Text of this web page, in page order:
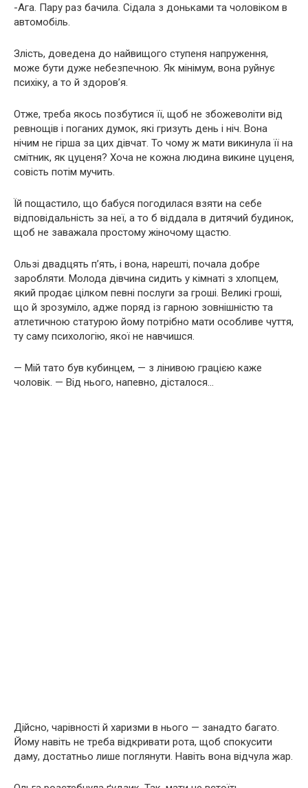
-Ага. Пару раз бачила. Сідала з доньками та чоловіком в
автомобіль.
Злість, доведена до найвищого ступеня напруження,
може бути дуже небезпечною. Як мінімум, вона руйнує
психіку, а то й здоров’я.
Отже, треба якось позбутися її, щоб не збожеволіти від
ревнощів і поганих думок, які гризуть день і ніч. Вона
нічим не гірша за цих дівчат. То чому ж мати викинула її на
смітник, як цуценя? Хоча не кожна людина викине цуценя,
совість потім мучить.
Їй пощастило, що бабуся погодилася взяти на себе
відповідальність за неї, а то б віддала в дитячий будинок,
щоб не заважала простому жіночому щастю.
Ользі двадцять п’ять, і вона, нарешті, почала добре
заробляти. Молода дівчина сидить у кімнаті з хлопцем,
який продає цілком певні послуги за гроші. Великі гроші,
що й зрозуміло, адже поряд із гарною зовнішністю та
атлетичною статурою йому потрібно мати особливе чуття,
ту саму психологію, якої не навчишся.
— Мій тато був кубинцем, — з лінивою грацією каже
чоловік. — Від нього, напевно, дісталося…
Дійсно, чарівності й харизми в нього — занадто багато.
Йому навіть не треба відкривати рота, щоб спокусити
даму, достатньо лише поглянути. Навіть вона відчула жар.